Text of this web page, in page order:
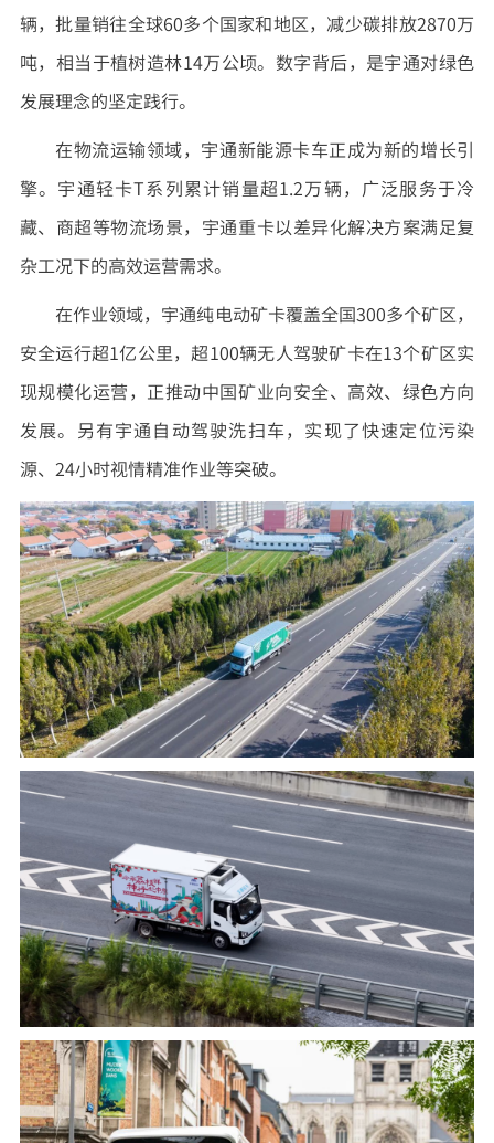
辆，批量销往全球60多个国家和地区，减少碳排放2870万
吨，相当于植树造林14万公顷。数字背后，是宇通对绿色
发展理念的坚定践行。
在物流运输领域，宇通新能源卡车正成为新的增长引
擎。宇通轻卡T系列累计销量超1.2万辆，广泛服务于冷
藏、商超等物流场景，宇通重卡以差异化解决方案满足复
杂工况下的高效运营需求。
在作业领域，宇通纯电动矿卡覆盖全国300多个矿区，
安全运行超1亿公里，超100辆无人驾驶矿卡在13个矿区实
现规模化运营，正推动中国矿业向安全、高效、绿色方向
发展。另有宇通自动驾驶洗扫车，实现了快速定位污染
源、24小时视情精准作业等突破。